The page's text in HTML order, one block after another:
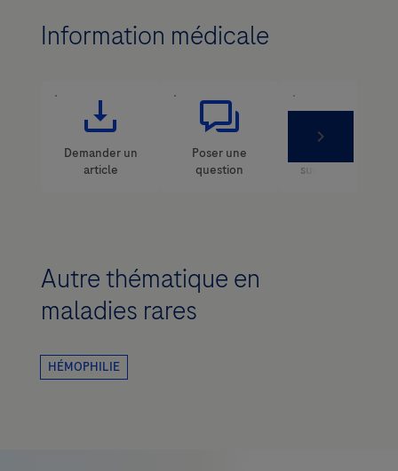
Information médicale
Autre thématique en
maladies rares